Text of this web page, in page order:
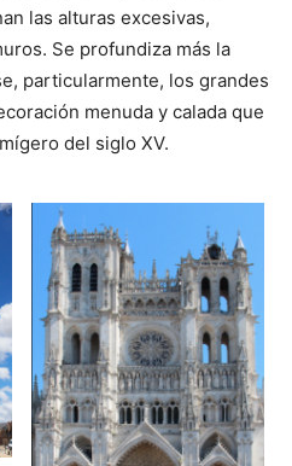
las alturas excesivas,
Se profundiza más la
particularmente, los grandes
menuda y calada que
del siglo XV.